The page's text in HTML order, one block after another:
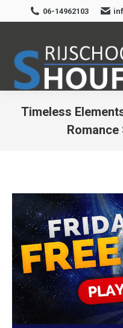
06-14962103
Timeless
Romance